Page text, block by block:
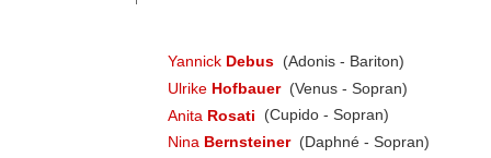
Yannick Debus (Adonis - Bariton)
Ulrike Hofbauer (Venus - Sopran)
Anita Rosati
(Cupido - Sopran)
Nina Bernsteiner (Daphné - Sopran)